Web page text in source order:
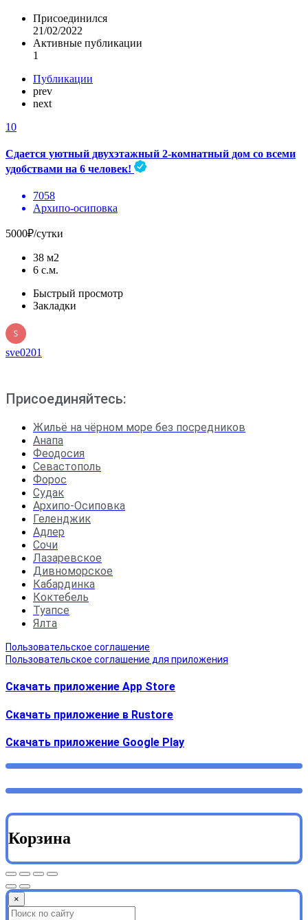
Присоединился
21/02/2022
Активные публикации
1
Публикации
prev
next
10
Сдается уютный двухэтажный 2-комнатный дом со всеми
удобствами на 6 человек!
7058
Архипо-осиповка
5000₽/сутки
38 м2
6 с.м.
Быстрый просмотр
Закладки
sve0201
Присоединяйтесь:
Жильё на чёрном море без посредников
Анапа
Феодосия
Севастополь
Форос
Судак
Архипо-Осиповка
Геленджик
Адлер
Сочи
Лазаревское
Дивноморское
Кабардинка
Коктебель
Туапсе
Ялта
Пользовательское соглашение
Пользовательское соглашение для приложения
Скачать приложение App Store
Скачать приложение в Rustore
Cкачать приложение Google Play
Корзина
×